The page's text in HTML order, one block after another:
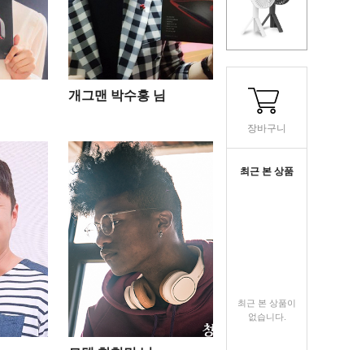
개그맨 박수홍 님
장바구니
최근 본 상품
최근 본 상품이
없습니다.